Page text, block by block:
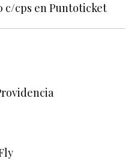
c/cps en Puntoticket